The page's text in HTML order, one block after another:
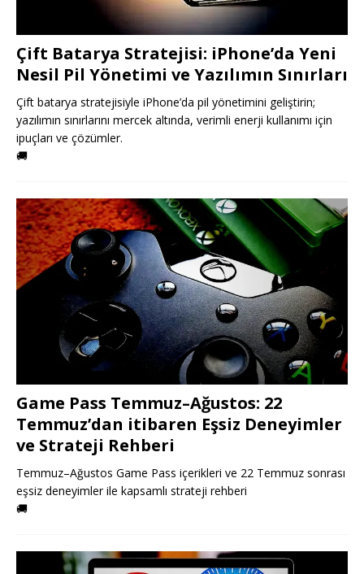
Çift Batarya Stratejisi: iPhone’da Yeni
Nesil Pil Yönetimi ve Yazılımın Sınırları
Çift batarya stratejisiyle iPhone’da pil yönetimini geliştirin;
yazılımın sınırlarını mercek altında, verimli enerji kullanımı için
ipuçları ve çözümler.
🚚
Game Pass Temmuz–Ağustos: 22
Temmuz’dan itibaren Eşsiz Deneyimler
ve Strateji Rehberi
Temmuz–Ağustos Game Pass içerikleri ve 22 Temmuz sonrası
eşsiz deneyimler ile kapsamlı strateji rehberi
🚚